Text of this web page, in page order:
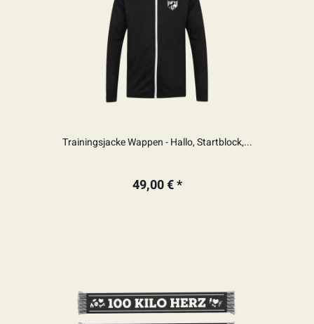
Trainingsjacke Wappen - Hallo, Startblock,...
49,00 € *